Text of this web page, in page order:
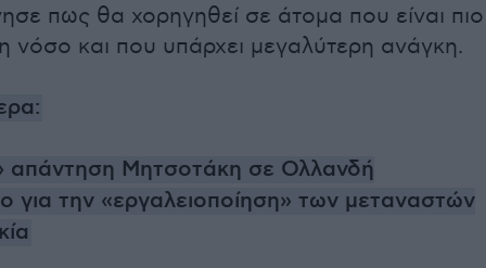
πως θα χορηγηθεί σε άτομα που είναι πιο
νόσο και που υπάρχει μεγαλύτερη ανάγκη.
απάντηση Μητσοτάκη σε Ολλανδή
για την «εργαλειοποίηση» των μεταναστών